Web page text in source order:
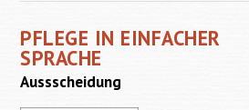
PFLEGE IN EINFACHER
SPRACHE
Aussscheidung